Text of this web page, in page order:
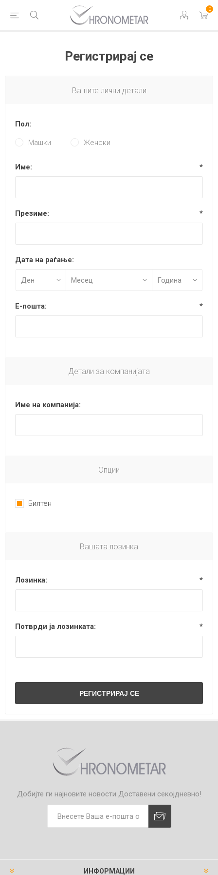
0
Регистрирај се
Вашите лични детали
Пол:
Машки Женски
Име: *
Презиме: *
Дата на раѓање:
Е-пошта: *
Детали за компанијата
Име на компанија:
Опции
Билтен
Вашата лозинка
Лозинка: *
Потврди ја лозинката: *
Добијте ги најновите новости Доставени секојдневно!
ИНФОРМАЦИИ